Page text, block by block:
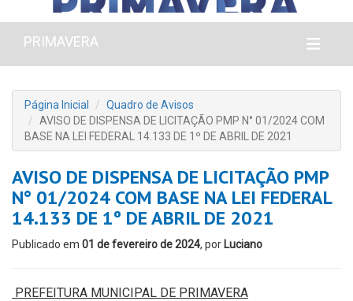
PRIMAVERA
Página Inicial
Quadro de Avisos
AVISO DE DISPENSA DE LICITAÇÃO PMP N° 01/2024 COM
BASE NA LEI FEDERAL 14.133 DE 1º DE ABRIL DE 2021
AVISO DE DISPENSA DE LICITAÇÃO PMP
N° 01/2024 COM BASE NA LEI FEDERAL
14.133 DE 1º DE ABRIL DE 2021
Publicado em 01 de fevereiro de 2024, por Luciano
PREFEITURA MUNICIPAL DE PRIMAVERA